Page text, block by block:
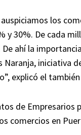
auspiciamos los
y 30%. De cada
De ahí la
Naranja, iniciativa
explicó el
de Empresarios
comercios en